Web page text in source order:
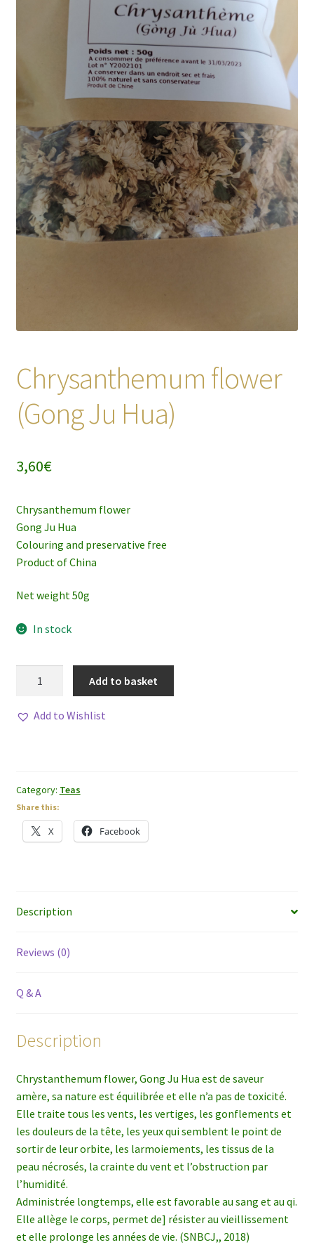
Chrysanthemum flower
(Gong Ju Hua)
3,60€
Chrysanthemum flower
Gong Ju Hua
Colouring and preservative free
Product of China
Net weight 50g
In stock
Ju
Add to basket
Add to Wishlist
Category: Teas
Share this:
X Facebook
Description
Reviews (0)
Q & A
Description
Chrystanthemum flower, Gong Ju Hua est de saveur
amère, sa nature est équilibrée et elle n’a pas de toxicité.
Elle traite tous les vents, les vertiges, les gonflements et
les douleurs de la tête, les yeux qui semblent le point de
sortir de leur orbite, les larmoiements, les tissus de la
peau nécrosés, la crainte du vent et l’obstruction par
l’humidité.
Administrée longtemps, elle est favorable au sang et au qi.
Elle allège le corps, permet de] résister au vieillissement
et elle prolonge les années de vie. (SNBCJ,, 2018)